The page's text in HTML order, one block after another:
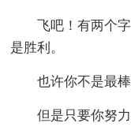
飞吧！有两个
是胜利。
也许你不是最
但是只要你努